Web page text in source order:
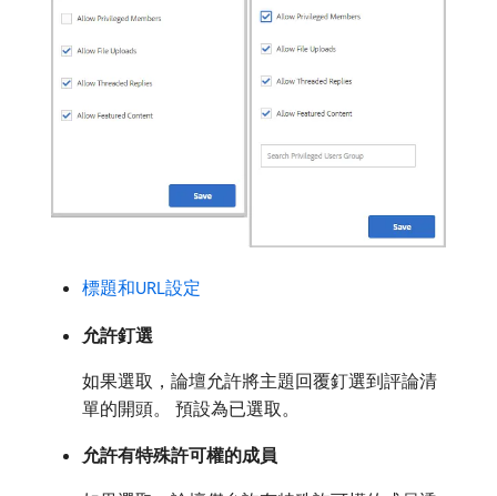
標題和URL設定
允許釘選
如果選取，論壇允許將主題回覆釘選到評論清
單的開頭。 預設為已選取。
允許有特殊許可權的成員